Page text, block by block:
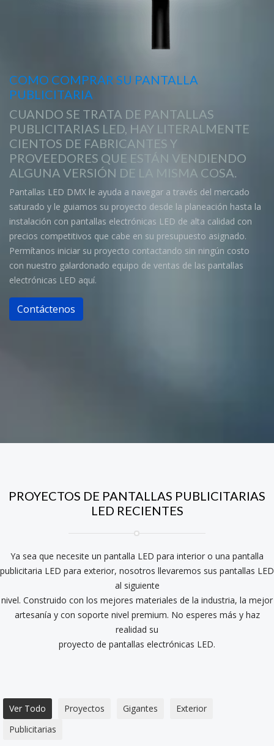
COMO COMPRAR SU PANTALLA
PUBLICITARIA
CUANDO SE TRATA DE PANTALLAS
PUBLICITARIAS LED, HAY LITERALMENTE
CIENTOS DE FABRICANTES Y
PROVEEDORES QUE ESTÁN VENDIENDO
ALGUNA VERSIÓN DE LA MISMA COSA.
Pantallas LED DMX le ayuda a navegar a través del mercado
saturado y le guiamos su proyecto desde la planeación hasta la
instalación con pantallas electrónicas LED de alta calidad con
precios competitivos que cabe en su presupuesto asignado.
Permítanos iniciar su proyecto contactando sin ningún costo
con nuestro galardonado equipo de ventas de las pantallas
electrónicas LED aquí.
Contáctenos
PROYECTOS DE PANTALLAS PUBLICITARIAS
LED RECIENTES
Ya sea que necesite un pantalla LED para interior o una pantalla
publicitaria LED para exterior, nosotros llevaremos sus pantallas LED
al siguiente
nivel. Construido con los mejores materiales de la industria, la mejor
artesanía y con soporte nivel premium. No esperes más y haz
realidad su
proyecto de pantallas electrónicas LED.
Ver Todo Proyectos Gigantes
Exterior
Publicitarias